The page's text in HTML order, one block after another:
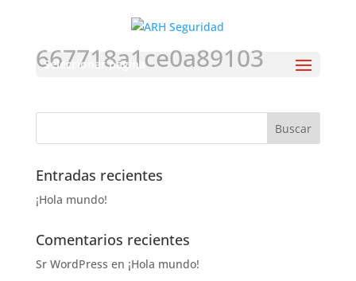
Seleccionar página
667718a1ce0a89103
Entradas recientes
¡Hola mundo!
Comentarios recientes
Sr WordPress en ¡Hola mundo!